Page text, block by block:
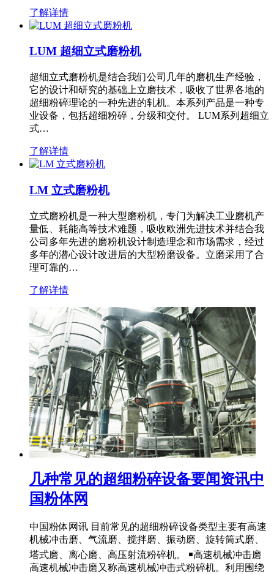
了解详情
LUM 超细立式磨粉机
超细立式磨粉机是结合我们公司几年的磨机生产经验，
它的设计和研究的基础上立磨技术，吸收了世界各地的
超细粉碎理论的一种先进的轧机。本系列产品是一种专
业设备，包括超细粉碎，分级和交付。 LUM系列超细立
式…
了解详情
LM 立式磨粉机
立式磨粉机是一种大型磨粉机，专门为解决工业磨机产
量低、耗能高等技术难题，吸收欧洲先进技术并结合我
公司多年先进的磨粉机设计制造理念和市场需求，经过
多年的潜心设计改进后的大型粉磨设备。立磨采用了合
理可靠的…
了解详情
几种常见的超细粉碎设备要闻资讯中
国粉体网
中国粉体网讯 目前常见的超细粉碎设备类型主要有高速
机械冲击磨、气流磨、搅拌磨、振动磨、旋转筒式磨、
塔式磨、离心磨、高压射流粉碎机。 ￭高速机械冲击磨
高速机械冲击磨又称高速机械冲击式粉碎机。利用围绕